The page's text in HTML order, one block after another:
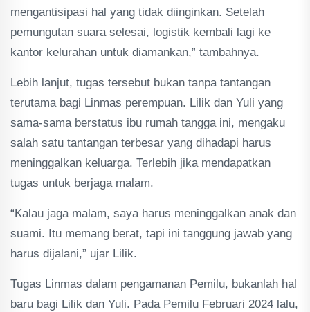
mengantisipasi hal yang tidak diinginkan. Setelah
pemungutan suara selesai, logistik kembali lagi ke
kantor kelurahan untuk diamankan,” tambahnya.
Lebih lanjut, tugas tersebut bukan tanpa tantangan
terutama bagi Linmas perempuan. Lilik dan Yuli yang
sama-sama berstatus ibu rumah tangga ini, mengaku
salah satu tantangan terbesar yang dihadapi harus
meninggalkan keluarga. Terlebih jika mendapatkan
tugas untuk berjaga malam.
“Kalau jaga malam, saya harus meninggalkan anak dan
suami. Itu memang berat, tapi ini tanggung jawab yang
harus dijalani,” ujar Lilik.
Tugas Linmas dalam pengamanan Pemilu, bukanlah hal
baru bagi Lilik dan Yuli. Pada Pemilu Februari 2024 lalu,